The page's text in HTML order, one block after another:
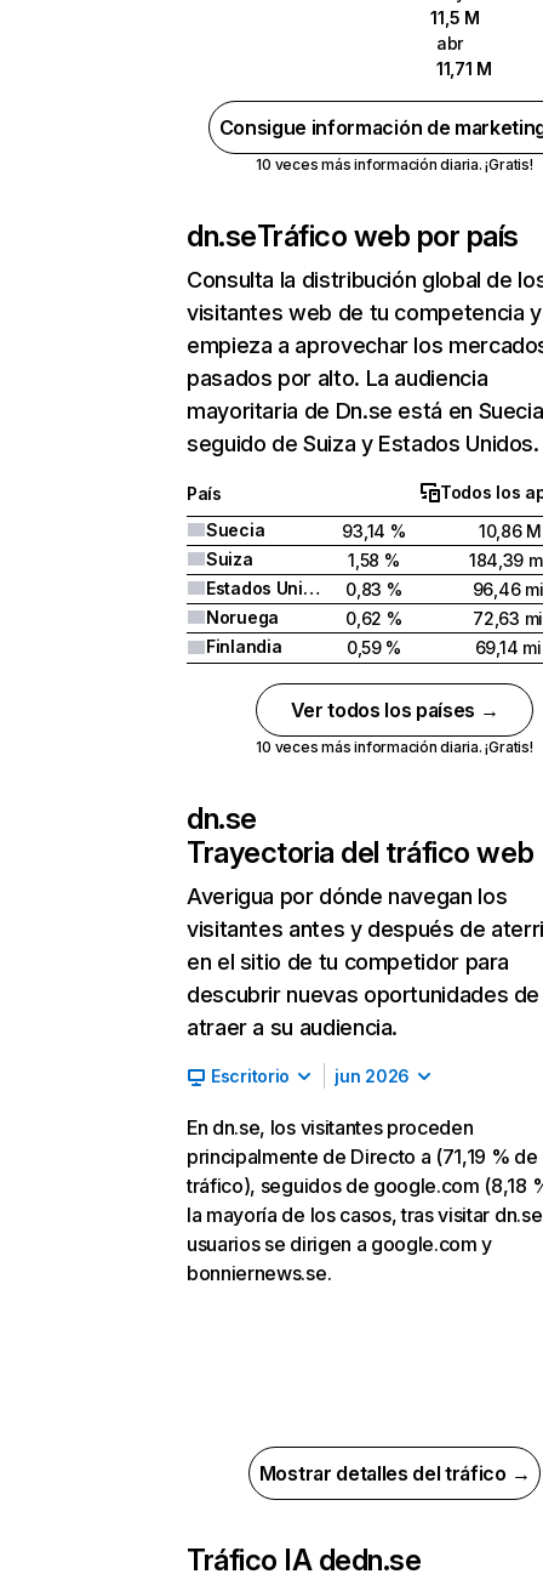
11,5 M
abr
11,71 M
Consigue información de
10 veces más información diaria. ¡Gratis!
dn.seTráfico web por país
Consulta la distribución global de
visitantes web de tu competencia y
empieza a aprovechar los
pasados por alto. La audiencia
mayoritaria de Dn.se está en Suecia
seguido de Suiza y Estados Unidos.
País
Todos los
Suecia
93,14 %
10,86 M
Suiza
1,58 %
184,39
Estados Unidos
0,83 %
96,46
Noruega
0,62 %
72,63
Finlandia
0,59 % 69,14
Ver todos los países →
10 veces más información diaria. ¡Gratis!
dn.se
Trayectoria del tráfico web
Averigua por dónde navegan los
visitantes antes y después de
en el sitio de tu competidor para
descubrir nuevas oportunidades de
atraer a su audiencia.
Escritorio jun 2026
En dn.se, los visitantes proceden
principalmente de Directo a (71,19 % de
tráfico), seguidos de google.com (8,18
la mayoría de los casos, tras visitar
usuarios se dirigen a google.com y
bonniernews.se.
Mostrar detalles del tráfico →
Tráfico IA dedn.se